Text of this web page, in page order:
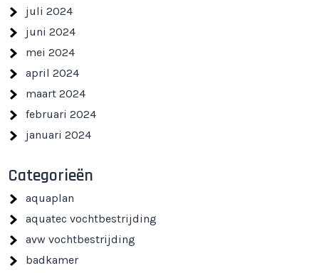
juli 2024
juni 2024
mei 2024
april 2024
maart 2024
februari 2024
januari 2024
Categorieën
aquaplan
aquatec vochtbestrijding
avw vochtbestrijding
badkamer